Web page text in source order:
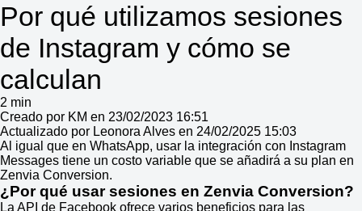
Por qué utilizamos sesiones
de Instagram y cómo se
calculan
2 min
Creado por KM en 23/02/2023 16:51
Actualizado por Leonora Alves en 24/02/2025 15:03
Al igual que en WhatsApp, usar la integración con Instagram
Messages tiene un costo variable que se añadirá a su plan en
Zenvia Conversion.
¿Por qué usar sesiones en Zenvia Conversion?
La API de Facebook ofrece varios beneficios para las